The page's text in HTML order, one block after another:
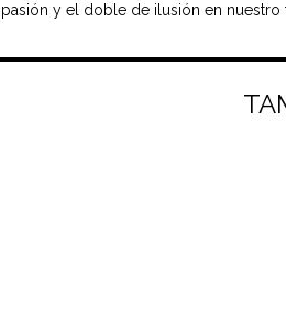
y el doble de ilusión en nuestro